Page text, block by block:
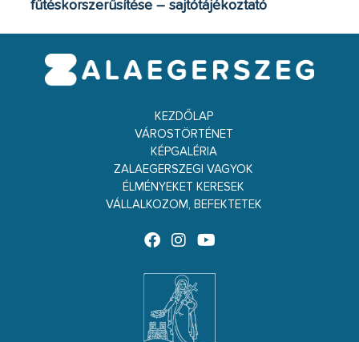
fűtéskorszerűsítése – sajtótájékoztató
KEZDŐLAP
VÁROSTÖRTÉNET
KÉPGALÉRIA
ZALAEGERSZEGI VAGYOK
ÉLMÉNYEKET KERESEK
VÁLLALKOZOM, BEFEKTETEK